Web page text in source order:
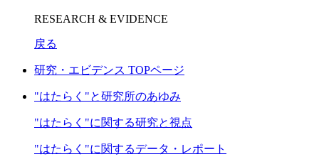
RESEARCH & EVIDENCE
戻る
研究・エビデンス TOPページ
"はたらく"と研究所のあゆみ
"はたらく"に関する研究と視点
"はたらく"に関するデータ・レポート